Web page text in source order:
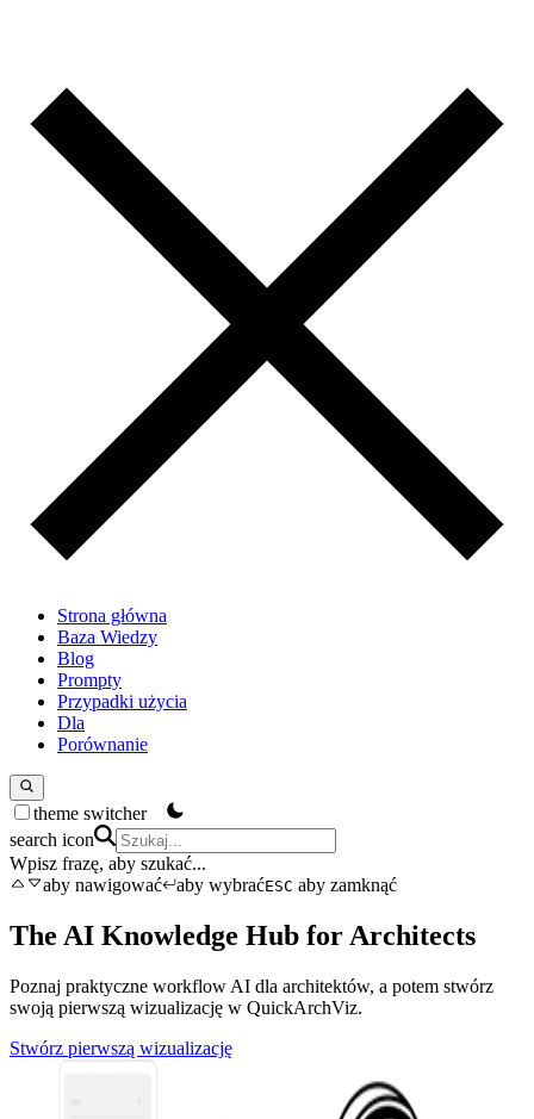
Strona główna
Baza Wiedzy
Blog
Prompty
Przypadki użycia
Dla
Porównanie
theme switcher
search icon
Wpisz frazę, aby szukać...
aby nawigować
aby wybraćESC aby zamknąć
The AI Knowledge Hub for Architects
Poznaj praktyczne workflow AI dla architektów, a potem stwórz
swoją pierwszą wizualizację w QuickArchViz.
Stwórz pierwszą wizualizację